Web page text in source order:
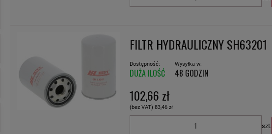
FILTR HYDRAULICZNY SH63201
Dostępność:
DUŻA ILOŚĆ
Wysyłka w:
48 GODZIN
102,66 zł
(bez VAT)83,46 zł
szt.